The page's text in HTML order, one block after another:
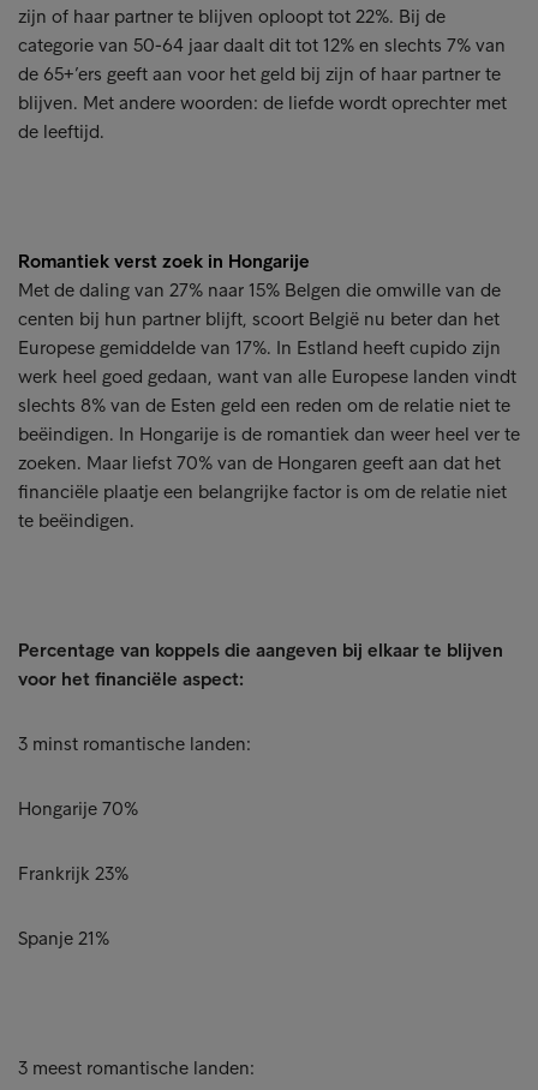
zijn of haar partner te blijven oploopt tot 22%. Bij de
categorie van 50-64 jaar daalt dit tot 12% en slechts 7% van
de 65+’ers geeft aan voor het geld bij zijn of haar partner te
blijven. Met andere woorden: de liefde wordt oprechter met
de leeftijd.
Romantiek verst zoek in Hongarije
Met de daling van 27% naar 15% Belgen die omwille van de
centen bij hun partner blijft, scoort België nu beter dan het
Europese gemiddelde van 17%. In Estland heeft cupido zijn
werk heel goed gedaan, want van alle Europese landen vindt
slechts 8% van de Esten geld een reden om de relatie niet te
beëindigen. In Hongarije is de romantiek dan weer heel ver te
zoeken. Maar liefst 70% van de Hongaren geeft aan dat het
financiële plaatje een belangrijke factor is om de relatie niet
te beëindigen.
Percentage van koppels die aangeven bij elkaar te blijven
voor het financiële aspect:
3 minst romantische landen:
Hongarije 70%
Frankrijk 23%
Spanje 21%
3 meest romantische landen: